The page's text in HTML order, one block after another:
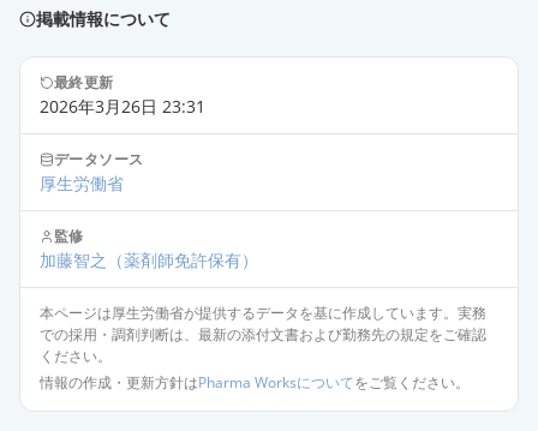
ワ」
薬価 12.00 円
エピナスチン塩酸塩錠10mg「ダイ
薬価 12.00 円
エピナスチン塩酸塩錠10mg「サワ
イ」
薬価 12.00 円
アレジオン錠10
薬価 12.00 円
掲載情報について
最終更新
2026年3月26日 23:31
データソース
厚生労働省
監修
加藤智之 （薬剤師免許保有）
本ページは厚生労働省が提供するデータを基に作成しています。実務
での採用・調剤判断は、最新の添付文書および勤務先の規定をご確認
ください。
情報の作成・更新方針はPharma Worksについてをご覧ください。